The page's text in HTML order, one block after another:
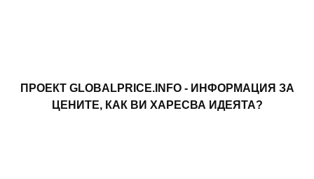
ПРОЕКТ GLOBALPRICE.INFO - ИНФОРМАЦИЯ ЗА
ЦЕНИТЕ, КАК ВИ ХАРЕСВА ИДЕЯТА?